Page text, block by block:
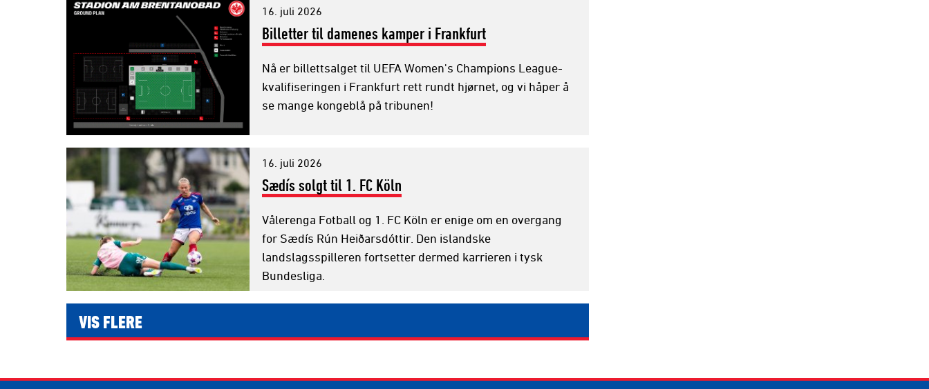
16. juli 2026
Billetter til damenes kamper i Frankfurt
Nå er billettsalget til UEFA Women's Champions League-
kvalifiseringen i Frankfurt rett rundt hjørnet, og vi håper å
se mange kongeblå på tribunen!
16. juli 2026
Sædís solgt til 1. FC Köln
Vålerenga Fotball og 1. FC Köln er enige om en overgang
for Sædís Rún Heiðarsdóttir. Den islandske
landslagsspilleren fortsetter dermed karrieren i tysk
Bundesliga.
VIS FLERE